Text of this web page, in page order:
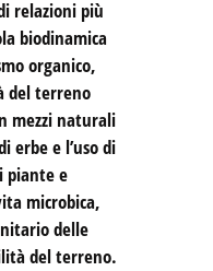
relazioni più
biodinamica
organico,
del terreno
mezzi naturali
erbe e l’uso di
piante e
microbica,
delle
del terreno.